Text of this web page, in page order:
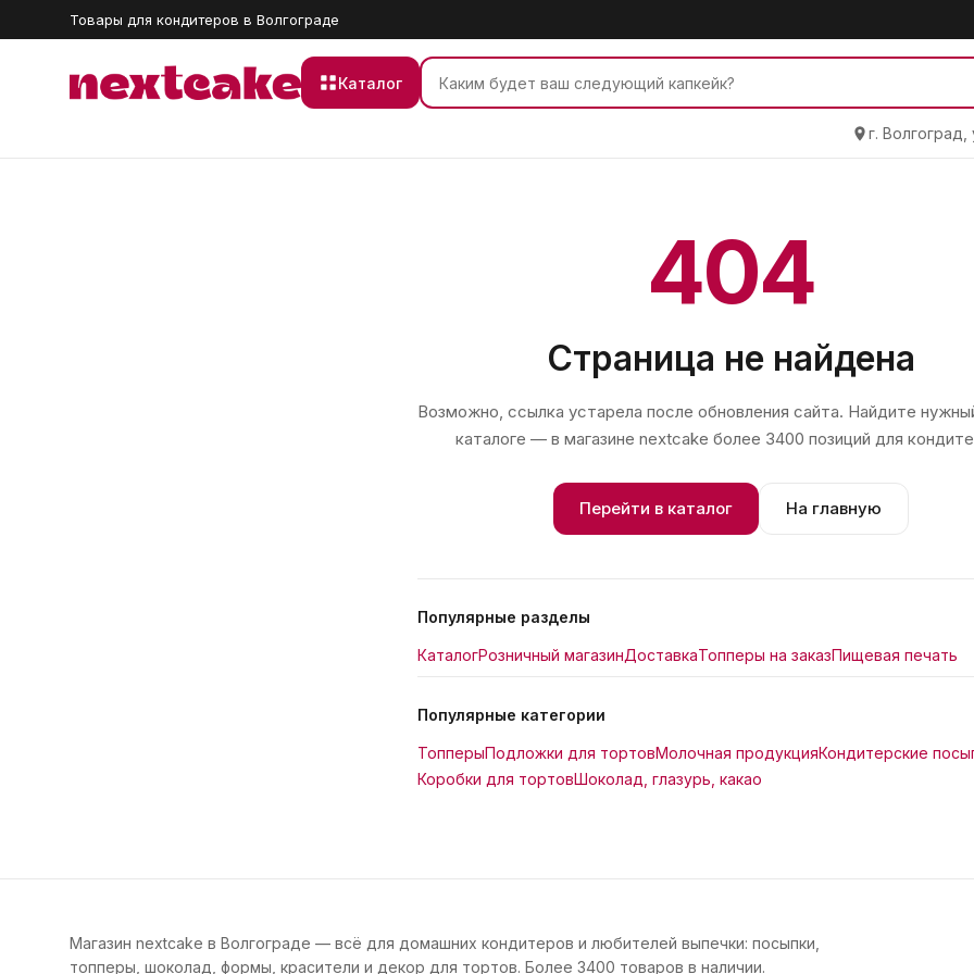
Товары для кондитеров в Волгограде
Каталог
г.
404
Страница не найдена
Возможно, ссылка устарела после обновления сайта. Найдите
каталоге — в магазине nextcake более 3400 позиций для
Перейти в каталог На главную
Популярные разделы
КаталогРозничный магазинДоставкаТопперы на заказПищевая печать
Популярные категории
ТопперыПодложки для тортовМолочная продукцияКондитерские
Коробки для тортовШоколад, глазурь, какао
Магазин nextcake в Волгограде — всё для домашних кондитеров и любителей выпечки: посыпки,
топперы, шоколад, формы, красители и декор для тортов. Более 3400 товаров в наличии.